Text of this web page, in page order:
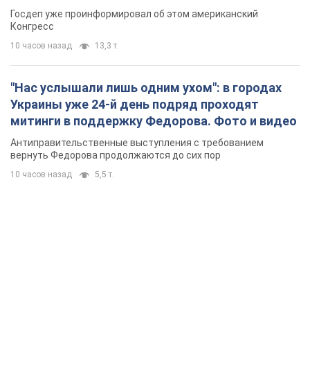
Госдеп уже проинформировал об этом американский
Конгресс
10 часов назад 13,3 т.
"Нас услышали лишь одним ухом": в городах
Украины уже 24-й день подряд проходят
митинги в поддержку Федорова. Фото и видео
Антиправительственные выступления с требованием
вернуть Федорова продолжаются до сих пор
10 часов назад 5,5 т.